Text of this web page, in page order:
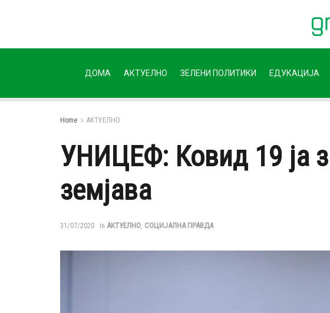
ДОМА АКТУЕЛНО ЗЕЛЕНИ ПОЛИТИКИ ЕДУКАЦИЈА
Home АКТУЕЛНО
УНИЦЕФ: Ковид 19 ја
земјава
31/07/2020 in АКТУЕЛНО, СОЦИЈАЛНА ПРАВДА